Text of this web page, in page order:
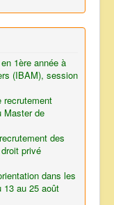
1ère année à
(IBAM), session
recrutement
Master de
des
privé
dans les
13 au 25 août